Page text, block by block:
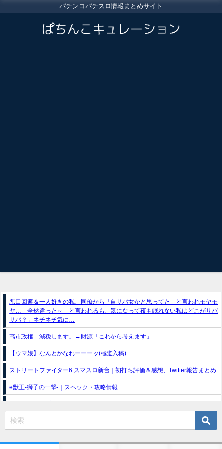
パチンコパチスロ情報まとめサイト
悪口回避＆一人好きの私、同僚から「自サバ女かと思ってた」と言われモヤモ
ヤ…「全然違った～」と言われるも、気になって夜も眠れない私はどこがサバ
サバ？←ネチネチ気に…
高市政権「減税します」→財源「これから考えます」
【ウマ娘】なんとかなれーーーッ(極道入稿)
ストリートファイター6 スマスロ新台｜初打ち評価＆感想、Twitter報告まとめ
e獣王-獅子の一撃-｜スペック・攻略情報
新台パチンコ『e魔女と野獣』公式PV動画｜LT直行型399帯、運命分岐から上
乗せループ「（超）BEAST ATTACK」を狙え！